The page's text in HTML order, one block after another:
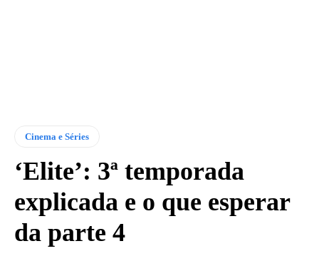
Cinema e Séries
‘Elite’: 3ª temporada
explicada e o que esperar
da parte 4